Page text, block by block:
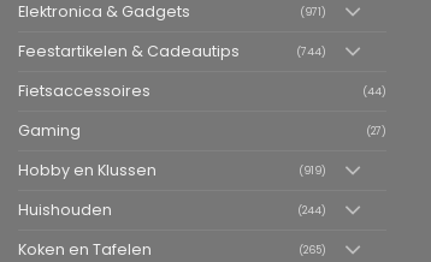
Elektronica & Gadgets (971)
Feestartikelen & Cadeautips (744)
Fietsaccessoires (44)
Gaming (27)
Hobby en Klussen (919)
Huishouden (244)
Koken en Tafelen (265)